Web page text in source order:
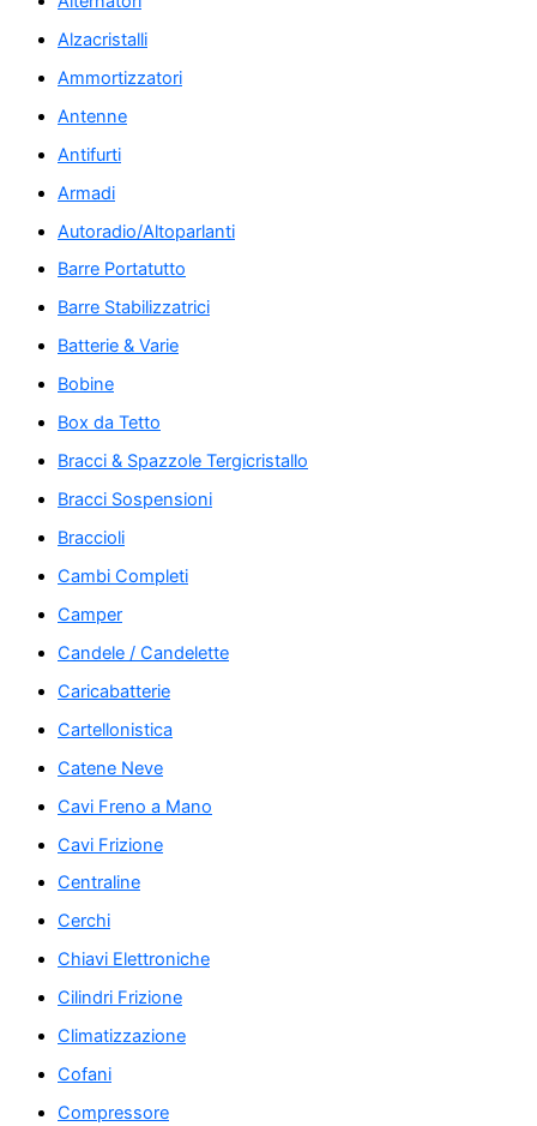
Alzacristalli
Ammortizzatori
Antenne
Antifurti
Armadi
Autoradio/Altoparlanti
Barre Portatutto
Barre Stabilizzatrici
Batterie & Varie
Bobine
Box da Tetto
Bracci & Spazzole Tergicristallo
Bracci Sospensioni
Braccioli
Cambi Completi
Camper
Candele / Candelette
Caricabatterie
Cartellonistica
Catene Neve
Cavi Freno a Mano
Cavi Frizione
Centraline
Cerchi
Chiavi Elettroniche
Cilindri Frizione
Climatizzazione
Cofani
Compressore